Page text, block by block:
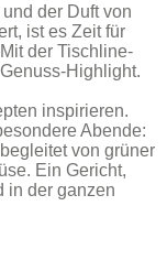
der Duft von
ist es Zeit für
der Tischline-
Highlight.
inspirieren.
Abende:
von grüner
Ein Gericht,
in der ganzen